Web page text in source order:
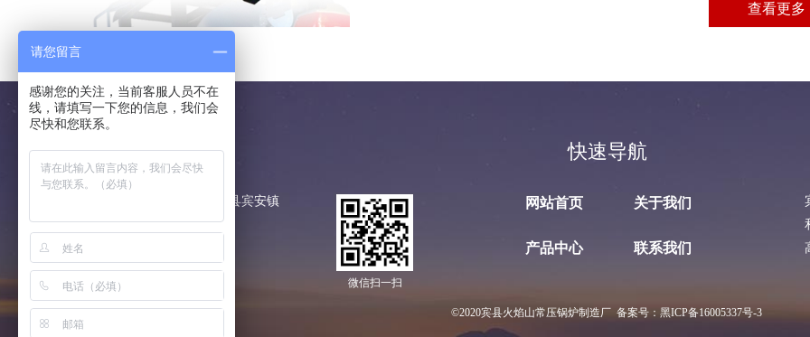
查看更多
联系我们
邮箱：
黑龙江省哈尔滨市宾县宾安镇
18944611189
3331687836@qq.com
©2020宾县火焰山常压锅炉制造厂  备案号：黑ICP备16005337号-3
微信扫一扫
快速导航
网站首页 关于我们
产品中心 联系我们
手机：
请您留言
感谢您的关注，当前客服人员不在
线，请填写一下您的信息，我们会
尽快和您联系。